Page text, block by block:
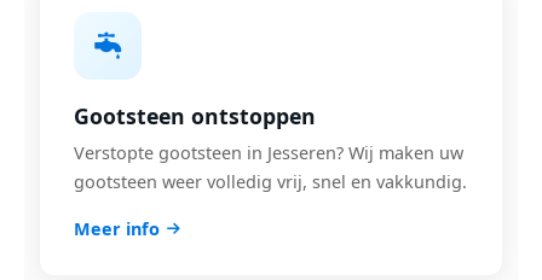
Gootsteen ontstoppen
Verstopte gootsteen in Jesseren? Wij maken uw
gootsteen weer volledig vrij, snel en vakkundig.
Meer info